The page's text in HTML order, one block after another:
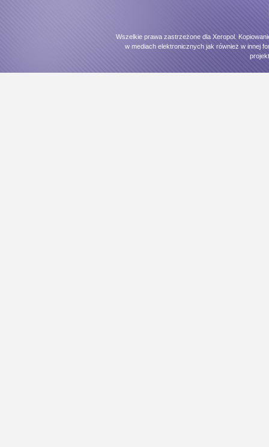
Wszelkie prawa zastrzeżone dla Xeropol.
w mediach elektronicznych jak również w innej